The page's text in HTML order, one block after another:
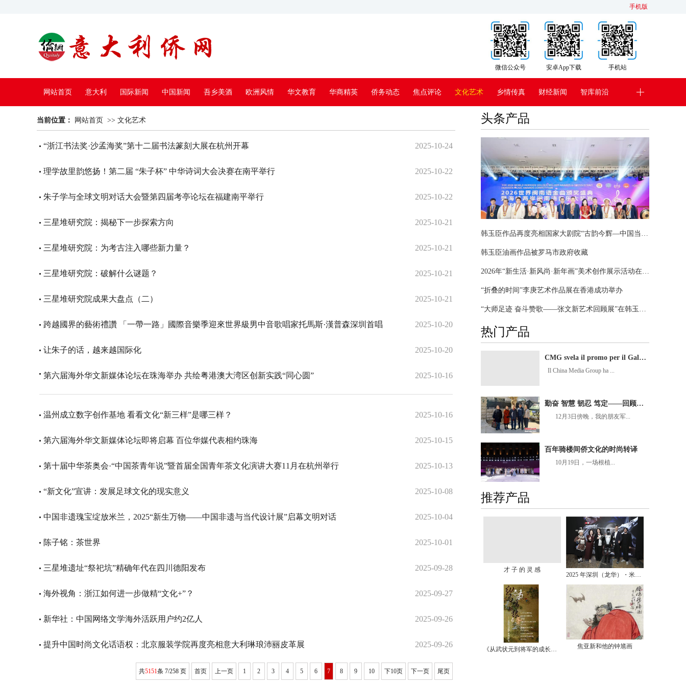
手机版
手机站
安卓App下载
微信公众号
网站首页 意大利 国际新闻 中国新闻 吾乡美酒 欧洲风情 华文教育 华商精英 侨务动态 焦点评论 文化艺术 乡情传真 财经新闻 智库前沿
中国电视 头条产品
韩玉臣作品再度亮相国家大剧院“古韵今辉—中国当代美术名家经典作品展”
韩玉臣油画作品被罗马市政府收藏
2026年“新生活·新风尚·新年画”美术创作展示活动在江西抚州开幕
“折叠的时间”李庚艺术作品展在香港成功举办
“大师足迹 奋斗赞歌——张文新艺术回顾展”在韩玉臣美术馆启幕
热门产品
CMG svela il promo per il Gala della Festa di Primavera 2026
Il China Media Group ha ...
勤奋 智慧 韧忍 笃定——回顾我与张文新老师47年的深情厚谊
12月3日傍晚，我的朋友军...
百年骑楼间侨文化的时尚转译
10月19日，一场根植...
推荐产品
才 子 的 灵 感
2025 年深圳（龙华）・米兰双城时尚周完美收官：四大亮点回顾，见证时尚与创新的交融
《从武状元到将军的成长档案》图片展开幕 焦亚新和他的钟馗画
当前位置： 网站首页 >> 文化艺术
2025-10-24
“浙江书法奖·沙孟海奖”第十二届书法篆刻大展在杭州开幕
2025-10-22
理学故里韵悠扬！第二届 “朱子杯” 中华诗词大会决赛在南平举行
2025-10-22
朱子学与全球文明对话大会暨第四届考亭论坛在福建南平举行
2025-10-21
三星堆研究院：揭秘下一步探索方向
2025-10-21
三星堆研究院：为考古注入哪些新力量？
2025-10-21
三星堆研究院：破解什么谜题？
2025-10-21
三星堆研究院成果大盘点（二）
2025-10-20
跨越國界的藝術禮讚 「一帶一路」國際音樂季迎來世界級男中音歌唱家托馬斯·漢普森深圳首唱
2025-10-20
让朱子的话，越来越国际化
2025-10-16
第六届海外华文新媒体论坛在珠海举办 共绘粤港澳大湾区创新实践“同心圆”
2025-10-16
温州成立数字创作基地 看看文化“新三样”是哪三样？
2025-10-15
第六届海外华文新媒体论坛即将启幕 百位华媒代表相约珠海
2025-10-13
第十届中华茶奥会·“中国茶青年说”暨首届全国青年茶文化演讲大赛11月在杭州举行
2025-10-08
“新文化”宣讲：发展足球文化的现实意义
2025-10-04
中国非遗瑰宝绽放米兰，2025“新生万物——中国非遗与当代设计展”启幕文明对话
2025-10-01
陈子铭：茶世界
2025-09-28
三星堆遗址“祭祀坑”精确年代在四川德阳发布
2025-09-27
海外视角：浙江如何进一步做精“文化+”？
2025-09-26
新华社：中国网络文学海外活跃用户约2亿人
2025-09-26
提升中国时尚文化话语权：北京服装学院再度亮相意大利琳琅沛丽皮革展
共5151条 7/258 页 首页 上一页 1 2 3 4 5 6 7 8 9 10 下10页 下一页 尾页